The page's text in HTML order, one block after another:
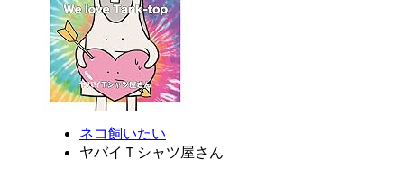
ネコ飼いたい
ヤバイＴシャツ屋さん